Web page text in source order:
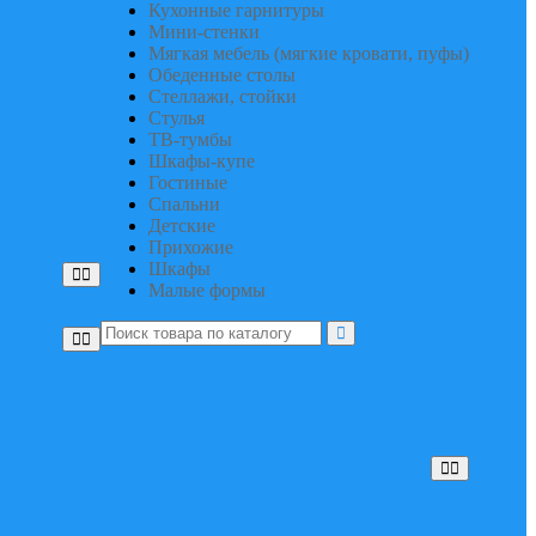
Кухонные гарнитуры
Мини-стенки
Мягкая мебель (мягкие кровати, пуфы)
Обеденные столы
Стеллажи, стойки
Стулья
ТВ-тумбы
Шкафы-купе
Гостиные
Спальни
Детские
Прихожие
Шкафы
Малые формы